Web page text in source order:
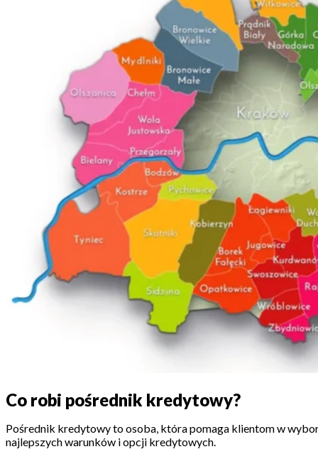
Co robi pośrednik kredytowy?
Pośrednik kredytowy to osoba, która pomaga klientom w
najlepszych warunków i opcji kredytowych.